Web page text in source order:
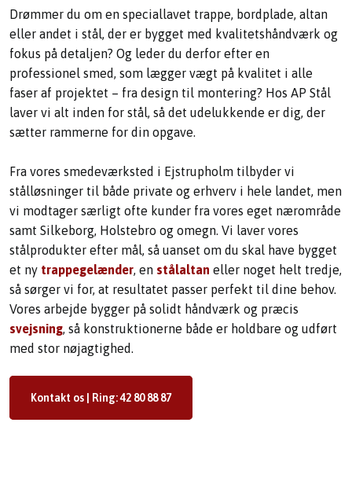
Drømmer du om en speciallavet trappe, bordplade, altan
eller andet i stål, der er bygget med kvalitetshåndværk og
fokus på detaljen? Og leder du derfor efter en
professionel smed, som lægger vægt på kvalitet i alle
faser af projektet – fra design til montering? Hos AP Stål
laver vi alt inden for stål, så det udelukkende er dig, der
sætter rammerne for din opgave.
Fra vores smedeværksted i Ejstrupholm tilbyder vi
stålløsninger til både private og erhverv i hele landet, men
vi modtager særligt ofte kunder fra vores eget nærområde
samt Silkeborg, Holstebro og omegn. Vi laver vores
stålprodukter efter mål, så uanset om du skal have bygget
et ny trappegelænder, en stålaltan eller noget helt tredje,
så sørger vi for, at resultatet passer perfekt til dine behov.
Vores arbejde bygger på solidt håndværk og præcis
svejsning, så konstruktionerne både er holdbare og udført
med stor nøjagtighed.
Kontakt os | Ring​: 42 80 88 87